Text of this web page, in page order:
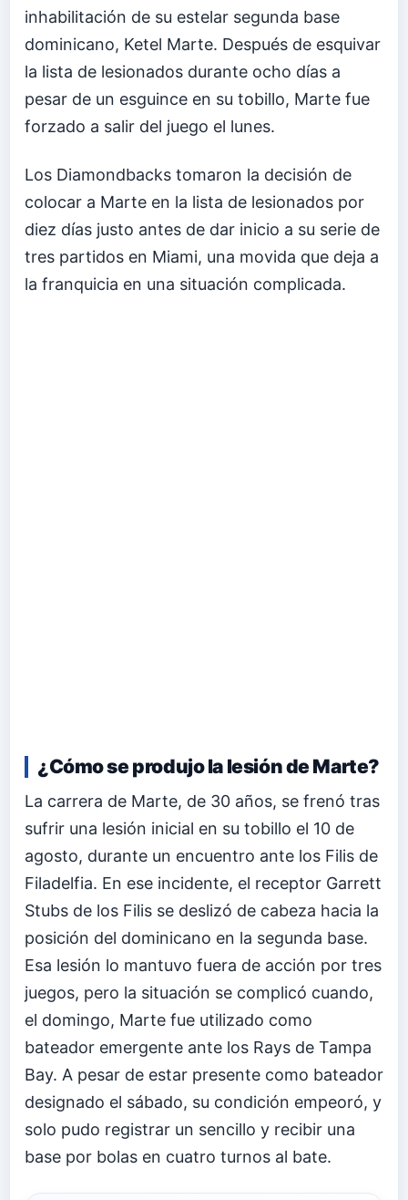
inhabilitación de su estelar segunda base
dominicano, Ketel Marte. Después de esquivar
la lista de lesionados durante ocho días a
pesar de un esguince en su tobillo, Marte fue
forzado a salir del juego el lunes.
Los Diamondbacks tomaron la decisión de
colocar a Marte en la lista de lesionados por
diez días justo antes de dar inicio a su serie de
tres partidos en Miami, una movida que deja a
la franquicia en una situación complicada.
¿Cómo se produjo la lesión de Marte?
La carrera de Marte, de 30 años, se frenó tras
sufrir una lesión inicial en su tobillo el 10 de
agosto, durante un encuentro ante los Filis de
Filadelfia. En ese incidente, el receptor Garrett
Stubs de los Filis se deslizó de cabeza hacia la
posición del dominicano en la segunda base.
Esa lesión lo mantuvo fuera de acción por tres
juegos, pero la situación se complicó cuando,
el domingo, Marte fue utilizado como
bateador emergente ante los Rays de Tampa
Bay. A pesar de estar presente como bateador
designado el sábado, su condición empeoró, y
solo pudo registrar un sencillo y recibir una
base por bolas en cuatro turnos al bate.